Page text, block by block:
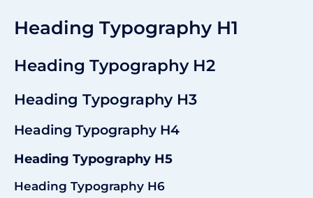
Heading Typography H1
Heading Typography H2
Heading Typography H3
Heading Typography H4
Heading Typography H5
Heading Typography H6